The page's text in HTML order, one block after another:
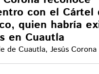
con el Cártel
quien habría
en Cuautla
de Cuautla, Jesús Corona
ante un juez una